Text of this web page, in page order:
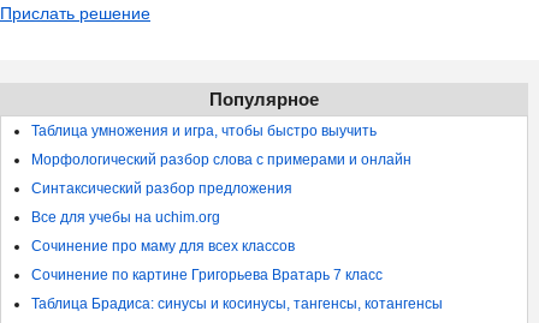
Прислать решение
Популярное
Таблица умножения и игра, чтобы быстро выучить
Морфологический разбор слова с примерами и онлайн
Синтаксический разбор предложения
Все для учебы на uchim.org
Сочинение про маму для всех классов
Сочинение по картине Григорьева Вратарь 7 класс
Таблица Брадиса: синусы и косинусы, тангенсы, котангенсы